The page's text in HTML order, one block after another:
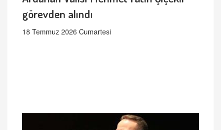
görevden alındı
18 Temmuz 2026 Cumartesi